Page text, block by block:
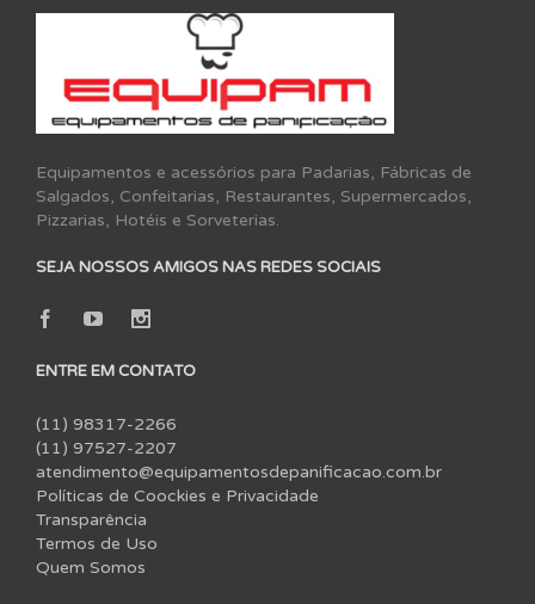
Equipamentos e acessórios para Padarias, Fábricas de
Salgados, Confeitarias, Restaurantes, Supermercados,
Pizzarias, Hotéis e Sorveterias.
SEJA NOSSOS AMIGOS NAS REDES SOCIAIS
ENTRE EM CONTATO
(11) 98317-2266
(11) 97527-2207
atendimento@equipamentosdepanificacao.com.br
Políticas de Coockies e Privacidade
Transparência
Termos de Uso
Quem Somos